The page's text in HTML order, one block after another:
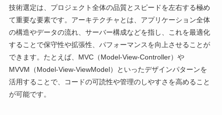
技術選定は、プロジェクト全体の品質とスピードを左右する極め
て重要な要素です。アーキテクチャとは、アプリケーション全体
の構造やデータの流れ、サーバー構成などを指し、これを最適化
することで保守性や拡張性、パフォーマンスを向上させることが
できます。たとえば、MVC（Model-View-Controller）や
MVVM（Model-View-ViewModel）といったデザインパターンを
活用することで、コードの可読性や管理のしやすさを高めること
が可能です。